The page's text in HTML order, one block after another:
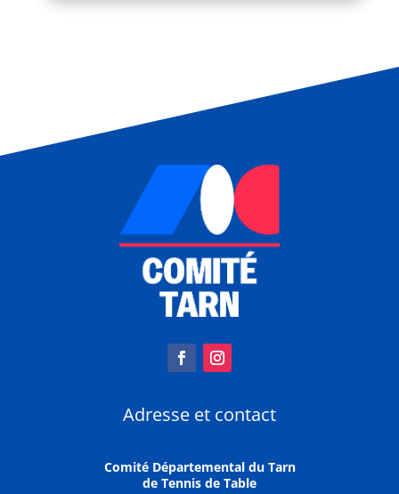
Adresse et contact
Comité Départemental du Tarn
de Tennis de Table